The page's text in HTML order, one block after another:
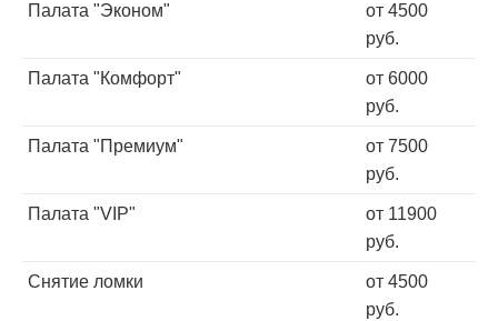
Палата "Эконом"
от 4500
руб.
Палата "Комфорт"
от 6000
руб.
Палата "Премиум"
от 7500
руб.
Палата "VIP"
от 11900
руб.
Снятие ломки
от 4500
руб.